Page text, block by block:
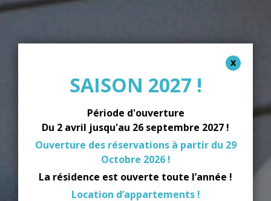
SAISON 2027 !
Période d'ouverture
Du 2 avril jusqu'au 26 septembre 2027 !
Ouverture des réservations à partir du 29
Octobre 2026 !
La résidence est ouverte toute l’année !
Location d’appartements !